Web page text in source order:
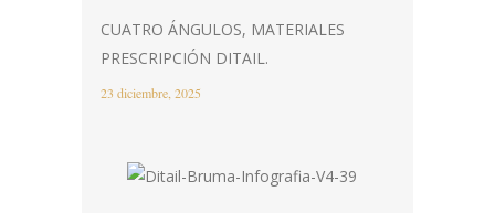
CUATRO ÁNGULOS, MATERIALES
PRESCRIPCIÓN DITAIL.
23 diciembre, 2025